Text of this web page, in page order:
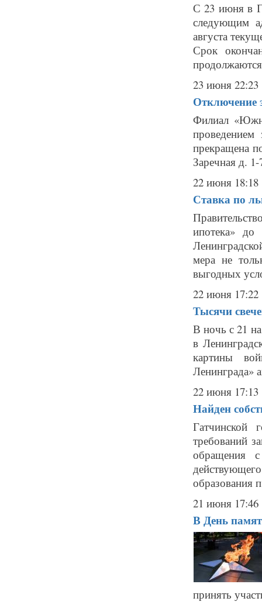
С 23 июня в
следующим
августа
Срок
23 июня 22:23
Отключение
Филиал
проведением
прекращена
Заречная д.
22 июня 18:18
Ставка по
ипотека»
мера не
выгодных
22 июня 17:22
Тысячи
В ночь с 21
в
картины
Ленинграда»
22 июня 17:13
Найден
Гатчинской
требований
обращения
образования
21 июня 17:46
В День
принять